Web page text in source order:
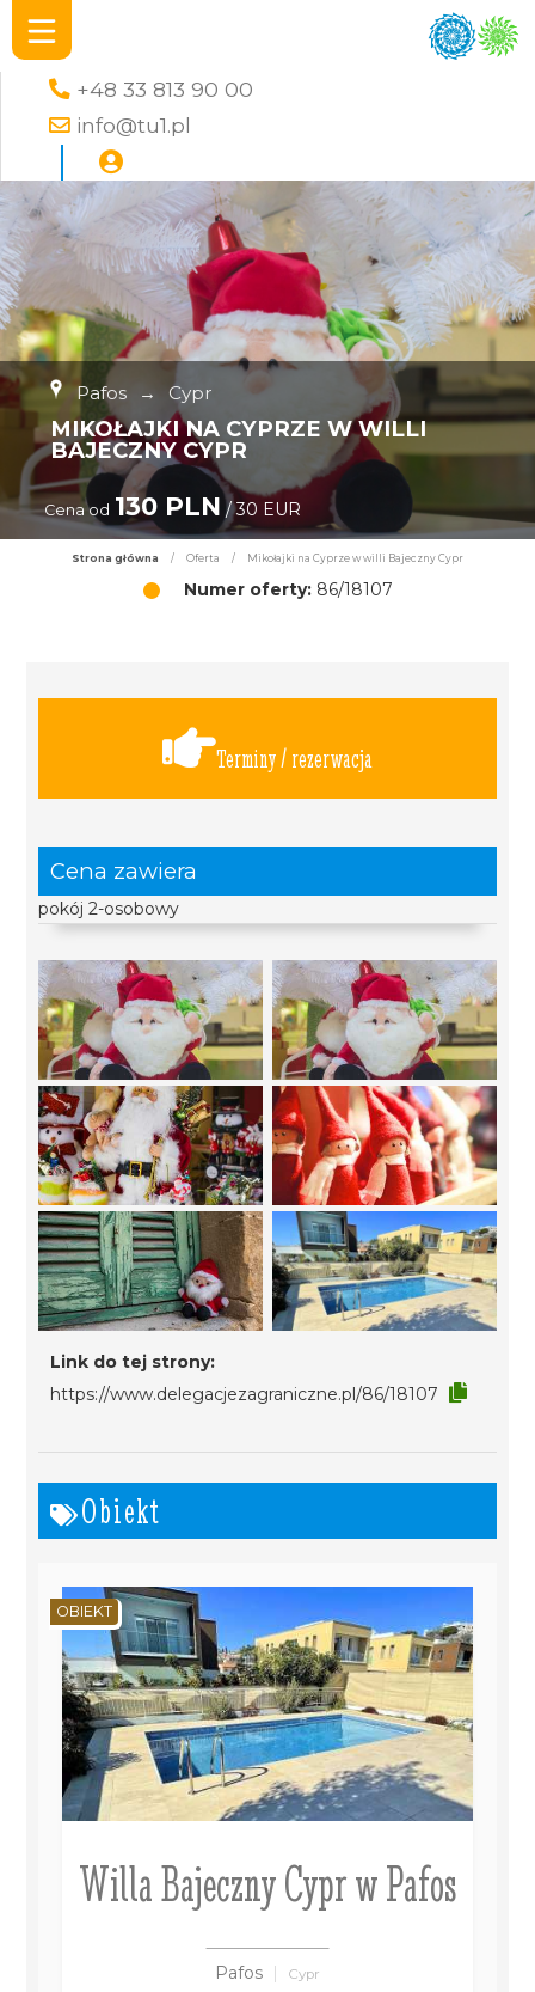
+48 33 813 90 00
info@tu1.pl
Pafos → Cypr
MIKOŁAJKI NA CYPRZE W WILLI
BAJECZNY CYPR
Cena od 130 PLN / 30 EUR
Strona główna / Oferta / Mikołajki na Cyprze w willi Bajeczny Cypr
Numer oferty:86/18107
Terminy / rezerwacja
Cena zawiera
pokój 2-osobowy
Link do tej strony:
https://www.delegacjezagraniczne.pl/86/18107
Obiekt
Willa Bajeczny Cypr w Pafos
Pafos Cypr
OBIEKT